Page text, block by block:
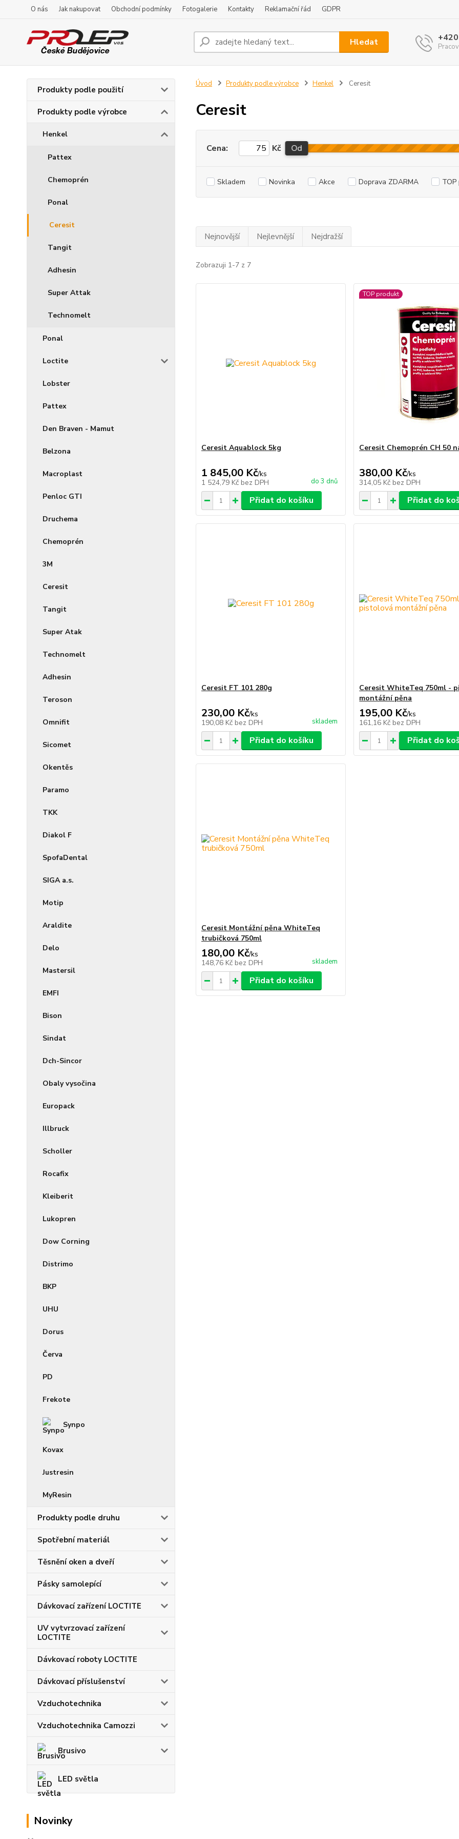
O nás Jak nakupovat Obchodní podmínky Fotogalerie Kontakty Reklamační řád GDPR
Hledat
Produkty podle použití
Produkty podle výrobce
Henkel
Pattex
Chemoprén
Ponal
Ceresit
Tangit
Adhesin
Super Attak
Technomelt
Ponal
Loctite
Lobster
Pattex
Den Braven - Mamut
Belzona
Macroplast
Penloc GTI
Druchema
Chemoprén
3M
Ceresit
Tangit
Super Atak
Technomelt
Adhesin
Teroson
Omnifit
Sicomet
Okentěs
Paramo
TKK
Diakol F
SpofaDental
SIGA a.s.
Motip
Araldite
Delo
Mastersil
EMFI
Bison
Sindat
Dch-Sincor
Obaly vysočina
Europack
Illbruck
Scholler
Rocafix
Kleiberit
Lukopren
Dow Corning
Distrimo
BKP
UHU
Dorus
Červa
PD
Frekote
Synpo
Kovax
Justresin
MyResin
Produkty podle druhu
Spotřební materiál
Těsnění oken a dveří
Pásky samolepící
Dávkovací zařízení LOCTITE
UV vytvrzovací zařízení
LOCTITE
Dávkovací roboty LOCTITE
Dávkovací příslušenství
Vzduchotechnika
Vzduchotechnika Camozzi
Brusivo
LED světla
Novinky
Úvod Produkty podle výrobce Henkel Ceresit
Ceresit
Cena: Kč Od
Skladem Novinka Akce Doprava ZDARMA
Nejnovější Nejlevnější Nejdražší
Zobrazuji 1-7 z 7
Ceresit Aquablock 5kg
1 845,00 Kč/ks
1 524,79 Kč bez DPH do 3 dnů
Přidat do košíku
TOP produkt
Ceresit Chemoprén CH 50
380,00 Kč/ks
314,05 Kč bez DPH
Přidat do
Ceresit FT 101 280g
230,00 Kč/ks
190,08 Kč bez DPH skladem
Přidat do košíku
Ceresit WhiteTeq 750ml -
montážní pěna
195,00 Kč/ks
161,16 Kč bez DPH
Přidat do
Ceresit Montážní pěna WhiteTeq
trubičková 750ml
180,00 Kč/ks
148,76 Kč bez DPH skladem
Přidat do košíku